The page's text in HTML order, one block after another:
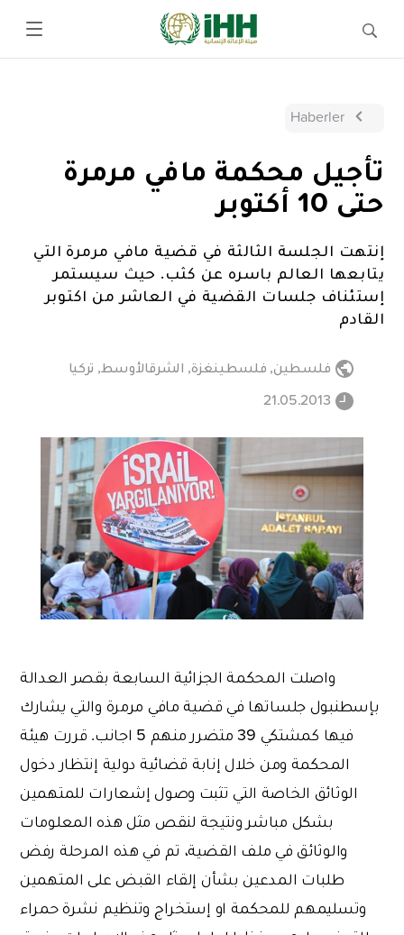
Haberler
تأجيل محكمة مافي مرمرة
حتى 10 أكتوبر
إنتهت الجلسة الثالثة في قضية مافي مرمرة التي
يتابعها العالم باسره عن كثب. حيث سيستمر
إستئناف جلسات القضية في العاشر من اكتوبر
القادم
فلسطين, فلسطينغزة, الشرقالأوسط, تركيا
21.05.2013
واصلت المحكمة الجزائية السابعة بقصر العدالة
بإسطنبول جلساتها في قضية مافي مرمرة والتي يشارك
فيها كمشتكي 39 متضرر منهم 5 اجانب. قررت هيئة
المحكمة ومن خلال إنابة قضائية دولية إنتظار دخول
الوثائق الخاصة التي تثبت وصول إشعارات للمتهمين
بشكل مباشر ونتيجة لنقص مثل هذه المعلومات
والوثائق في ملف القضية، تم في هذه المرحلة رفض
طلبات المدعين بشأن إلقاء القبض على المتهمين
وتسليمهم للمحكمة او إستخراج وتنظيم نشرة حمراء